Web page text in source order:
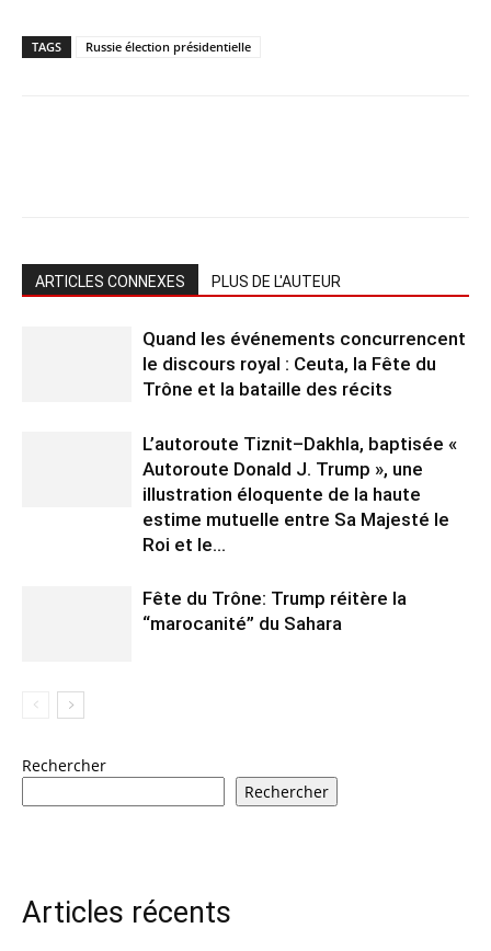
TAGS Russie élection présidentielle
ARTICLES CONNEXES PLUS DE L'AUTEUR
Quand les événements concurrencent
le discours royal : Ceuta, la Fête du
Trône et la bataille des récits
L’autoroute Tiznit–Dakhla, baptisée «
Autoroute Donald J. Trump », une
illustration éloquente de la haute
estime mutuelle entre Sa Majesté le
Roi et le...
Fête du Trône: Trump réitère la
“marocanité” du Sahara
Rechercher
Rechercher
Articles récents